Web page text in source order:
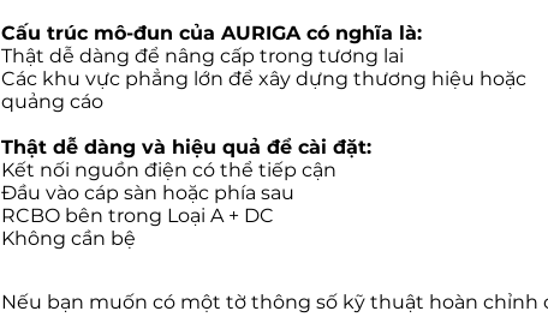
Cấu trúc mô-đun của AURIGA có nghĩa là:
Thật dễ dàng để nâng cấp trong tương lai
Các khu vực phẳng lớn để xây dựng thương hiệu hoặc
quảng cáo
Thật dễ dàng và hiệu quả để cài đặt:
Kết nối nguồn điện có thể tiếp cận
Đầu vào cáp sàn hoặc phía sau
RCBO bên trong Loại A + DC
Không cần bệ
Nếu bạn muốn có một tờ thông số kỹ thuật hoàn chỉnh